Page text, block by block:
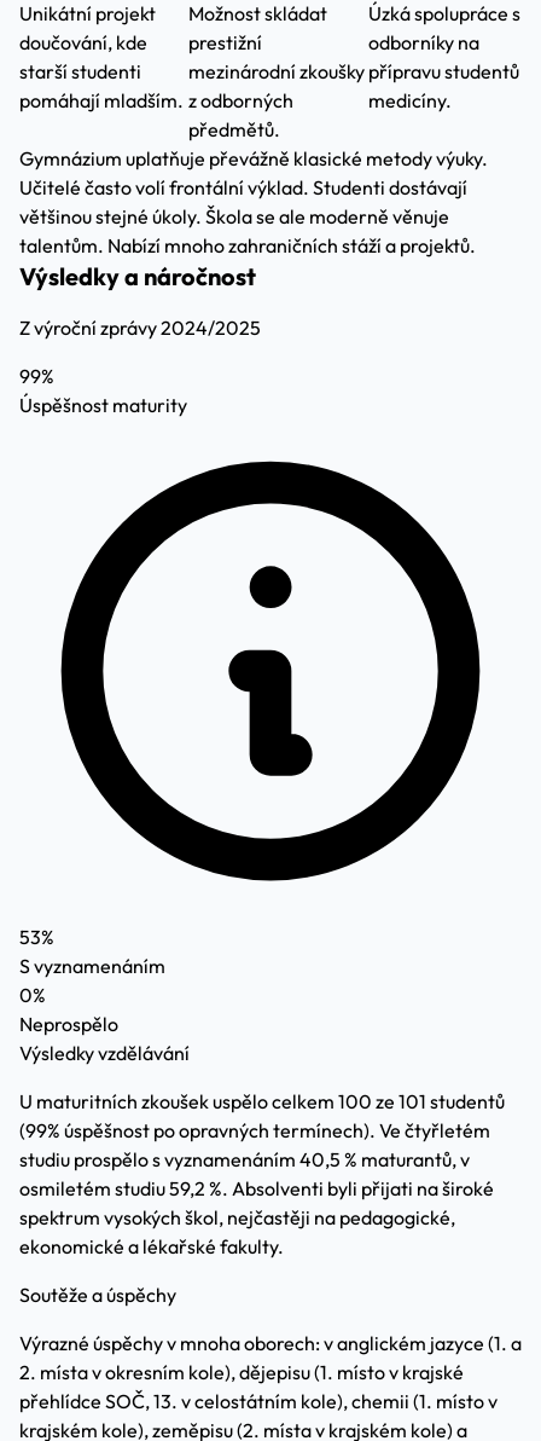
Unikátní projekt
doučování, kde
starší studenti
pomáhají mladším.
Možnost skládat
prestižní
mezinárodní zkoušky
z odborných
předmětů.
Úzká spolupráce s
odborníky na
přípravu studentů
medicíny.
Gymnázium uplatňuje převážně klasické metody výuky.
Učitelé často volí frontální výklad. Studenti dostávají
většinou stejné úkoly. Škola se ale moderně věnuje
talentům. Nabízí mnoho zahraničních stáží a projektů.
Výsledky a náročnost
Z výroční zprávy 2024/2025
99%
Úspěšnost maturity
53%
S vyznamenáním
0%
Neprospělo
Výsledky vzdělávání
U maturitních zkoušek uspělo celkem 100 ze 101 studentů
(99% úspěšnost po opravných termínech). Ve čtyřletém
studiu prospělo s vyznamenáním 40,5 % maturantů, v
osmiletém studiu 59,2 %. Absolventi byli přijati na široké
spektrum vysokých škol, nejčastěji na pedagogické,
ekonomické a lékařské fakulty.
Soutěže a úspěchy
Výrazné úspěchy v mnoha oborech: v anglickém jazyce (1. a
2. místa v okresním kole), dějepisu (1. místo v krajské
přehlídce SOČ, 13. v celostátním kole), chemii (1. místo v
krajském kole), zeměpisu (2. místa v krajském kole) a